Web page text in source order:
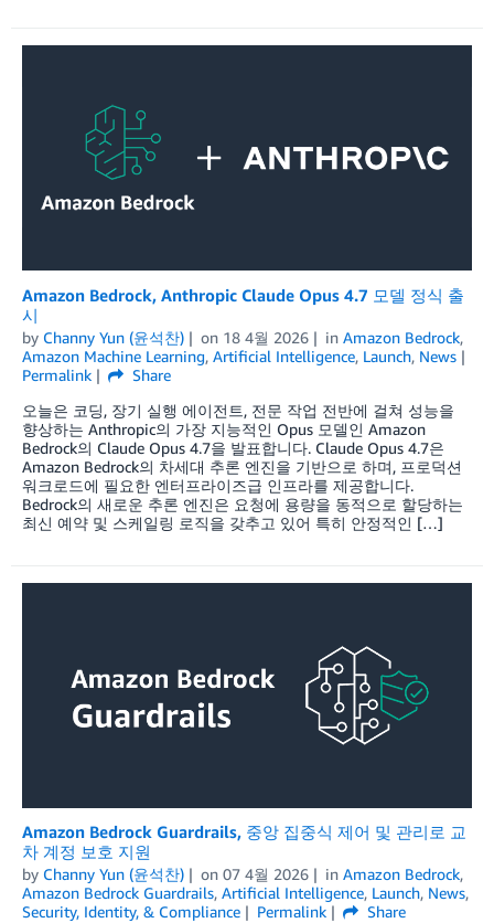
Amazon Bedrock, Anthropic Claude Opus 4.7 모델 정식 출
시
by Channy Yun (윤석찬) on 18 4월 2026 in Amazon Bedrock,
Amazon Machine Learning, Artificial Intelligence, Launch, News
Permalink
Share
오늘은 코딩, 장기 실행 에이전트, 전문 작업 전반에 걸쳐 성능을
향상하는 Anthropic의 가장 지능적인 Opus 모델인 Amazon
Bedrock의 Claude Opus 4.7을 발표합니다. Claude Opus 4.7은
Amazon Bedrock의 차세대 추론 엔진을 기반으로 하며, 프로덕션
워크로드에 필요한 엔터프라이즈급 인프라를 제공합니다.
Bedrock의 새로운 추론 엔진은 요청에 용량을 동적으로 할당하는
최신 예약 및 스케일링 로직을 갖추고 있어 특히 안정적인 […]
Amazon Bedrock Guardrails, 중앙 집중식 제어 및 관리로 교
차 계정 보호 지원
by Channy Yun (윤석찬) on 07 4월 2026 in Amazon Bedrock,
Amazon Bedrock Guardrails, Artificial Intelligence, Launch, News,
Security, Identity, & Compliance
Permalink
Share